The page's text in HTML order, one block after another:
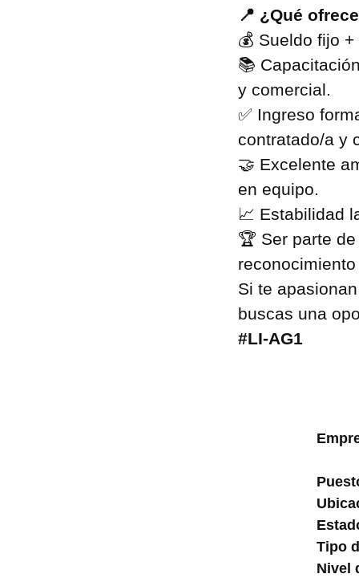
📍 ¿Qué
💰 Sueldo fijo
📚
y comercial.
✅ Ingreso
contratado/a y
🤝 Excelente
en equipo.
📈 Estabilidad
🏆 Ser parte
Si te
buscas una
#LI-AG1
Tipo
Nivel